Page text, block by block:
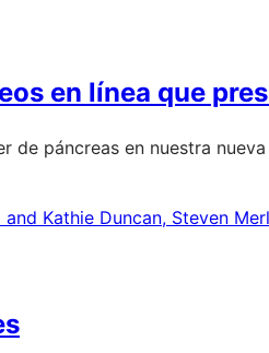
en línea que
de páncreas en nuestra